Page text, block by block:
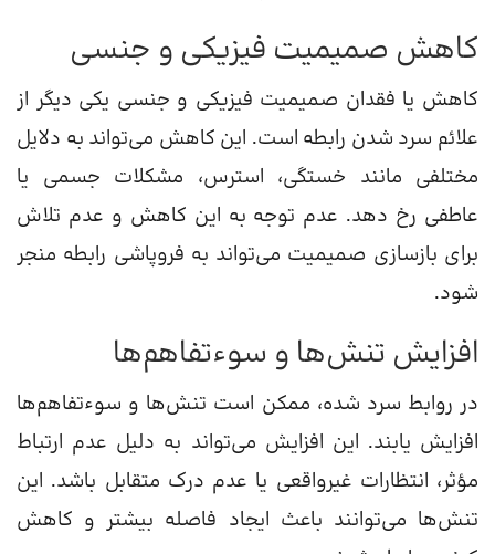
کاهش صمیمیت فیزیکی و جنسی
کاهش یا فقدان صمیمیت فیزیکی و جنسی یکی دیگر از
علائم سرد شدن رابطه است. این کاهش می‌تواند به دلایل
مختلفی مانند خستگی، استرس، مشکلات جسمی یا
عاطفی رخ دهد. عدم توجه به این کاهش و عدم تلاش
برای بازسازی صمیمیت می‌تواند به فروپاشی رابطه منجر
شود.
افزایش تنش‌ها و سوءتفاهم‌ها
در روابط سرد شده، ممکن است تنش‌ها و سوءتفاهم‌ها
افزایش یابند. این افزایش می‌تواند به دلیل عدم ارتباط
مؤثر، انتظارات غیرواقعی یا عدم درک متقابل باشد. این
تنش‌ها می‌توانند باعث ایجاد فاصله بیشتر و کاهش